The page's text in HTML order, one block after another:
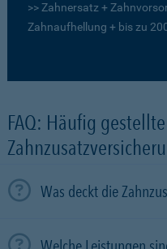
>> Zahnersatz +
Zahnaufhellung + bis zu
FAQ: Häufig
Was deckt die